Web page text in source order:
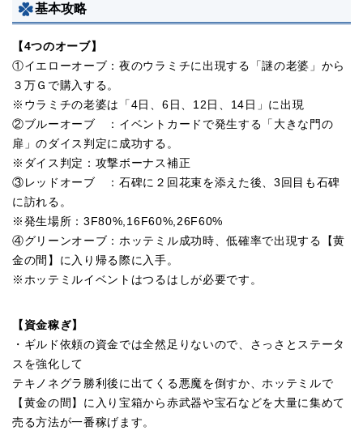
基本攻略
【4つのオーブ】
①イエローオーブ：夜のウラミチに出現する「謎の老婆」から
３万Ｇで購入する。
※ウラミチの老婆は「4日、6日、12日、14日」に出現
②ブルーオーブ ：イベントカードで発生する「大きな門の
扉」のダイス判定に成功する。
※ダイス判定：攻撃ボーナス補正
③レッドオーブ ：石碑に２回花束を添えた後、3回目も石碑
に訪れる。
※発生場所：3F80%,16F60%,26F60%
④グリーンオーブ：ホッテミル成功時、低確率で出現する【黄
金の間】に入り帰る際に入手。
※ホッテミルイベントはつるはしが必要です。
【資金稼ぎ】
・ギルド依頼の資金では全然足りないので、さっさとステータ
スを強化して
テキノネグラ勝利後に出てくる悪魔を倒すか、ホッテミルで
【黄金の間】に入り宝箱から赤武器や宝石などを大量に集めて
売る方法が一番稼げます。